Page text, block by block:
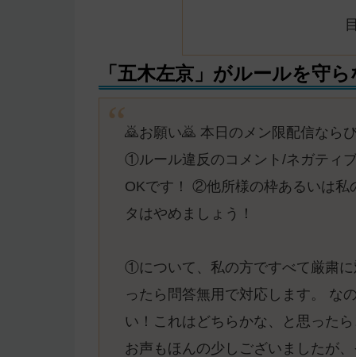
「五木左京」がルールを守
🙇お願い🙇 本日のメン限配信なら
①ルール違反のコメント/ネガティ
OKです！ ②他所様の枠あるいは私
タはやめましょう！
①について、私の方ですべて厳粛
ったら問答無用で対応します。 な
い！これはどちらかな、と思った
お声もほんの少しございましたが